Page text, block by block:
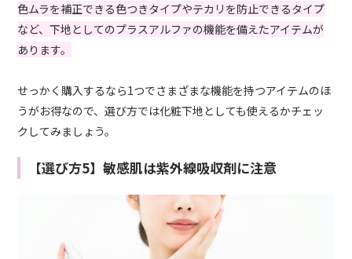
色ムラを補正できる色つきタイプやテカリを防止できるタイプ
など、下地としてのプラスアルファの機能を備えたアイテムが
あります。
せっかく購入するなら1つでさまざまな機能を持つアイテムのほ
うがお得なので、選び方では化粧下地としても使えるかチェッ
クしてみましょう。
【選び方5】敏感肌は紫外線吸収剤に注意